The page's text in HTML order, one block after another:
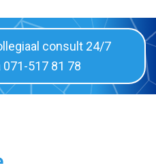
consult 24/7
071-517 81 78